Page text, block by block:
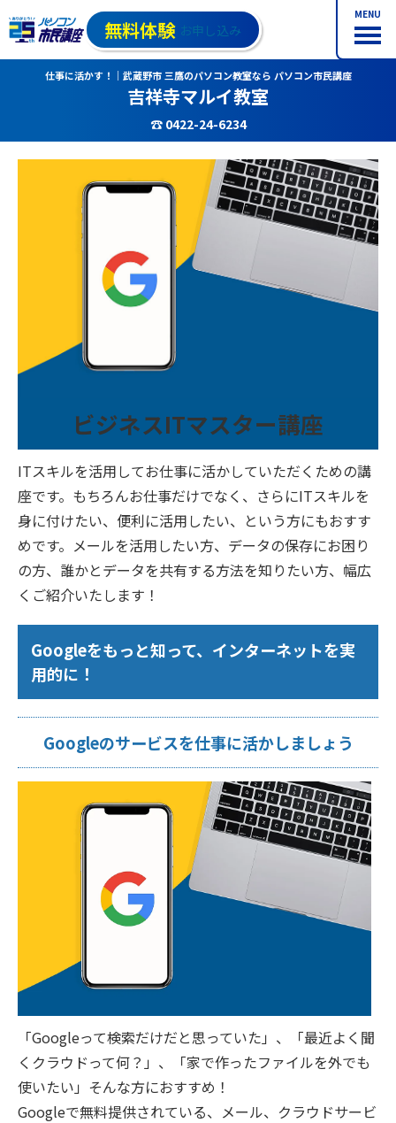
MENU
無料体験 お申し込み
仕事に活かす！｜武蔵野市 三鷹のパソコン教室なら パソコン市民講座
吉祥寺マルイ教室
☎ 0422-24-6234
ビジネスITマスター講座
ITスキルを活用してお仕事に活かしていただくための講
座です。もちろんお仕事だけでなく、さらにITスキルを
身に付けたい、便利に活用したい、という方にもおすす
めです。メールを活用したい方、データの保存にお困り
の方、誰かとデータを共有する方法を知りたい方、幅広
くご紹介いたします！
Googleをもっと知って、インターネットを実
用的に！
Googleのサービスを仕事に活かしましょう
「Googleって検索だけだと思っていた」、「最近よく聞
くクラウドって何？」、「家で作ったファイルを外でも
使いたい」そんな方におすすめ！
Googleで無料提供されている、メール、クラウドサービ